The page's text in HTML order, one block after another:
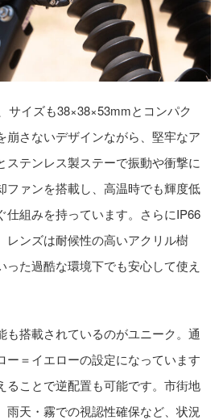
サイズも38×38×53mmとコンパク
崩さないデザインながら、堅牢なア
ステンレス製ステーで振動や衝撃に
ファンを搭載し、高温時でも輝度低
仕組みを持っています。さらにIP66
レンズは耐候性の高いアクリル樹
った過酷な環境下でも安心して使え
も搭載されているのがユニーク。通
ー＝イエローの設定になっています
ることで逆配置も可能です。市街地
雨天・霧での視認性確保など、状況